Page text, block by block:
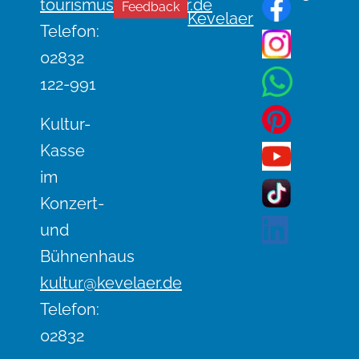
a
v
i
g
a
t
i
o
tourismus@kevelaer.de
Telefon:
02832
122-991
Kultur-
Kasse
im
Konzert-
und
Bühnenhaus
kultur@kevelaer.de
Telefon:
02832
Feedback
Kevelaer